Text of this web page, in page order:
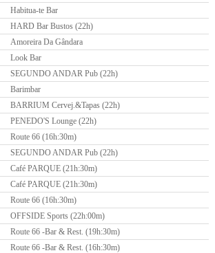
Habitua-te Bar
HARD Bar Bustos (22h)
Amoreira Da Gândara
Look Bar
SEGUNDO ANDAR Pub (22h)
Barimbar
BARRIUM Cervej.&Tapas (22h)
PENEDO'S Lounge (22h)
Route 66 (16h:30m)
SEGUNDO ANDAR Pub (22h)
Café PARQUE (21h:30m)
Café PARQUE (21h:30m)
Route 66 (16h:30m)
OFFSIDE Sports (22h:00m)
Route 66 -Bar & Rest. (19h:30m)
Route 66 -Bar & Rest. (16h:30m)